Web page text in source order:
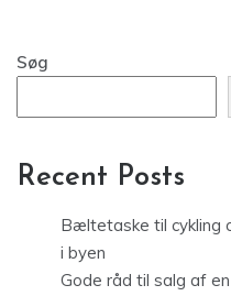
Søg
Recent Posts
Bæltetaske til cykling
i byen
Gode råd til salg af